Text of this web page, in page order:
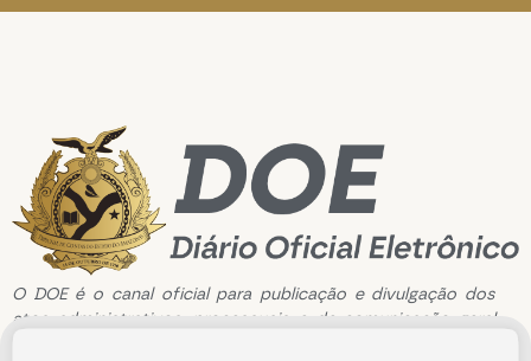
O DOE é o canal oficial para publicação e divulgação dos
atos administrativos, processuais e de comunicação geral